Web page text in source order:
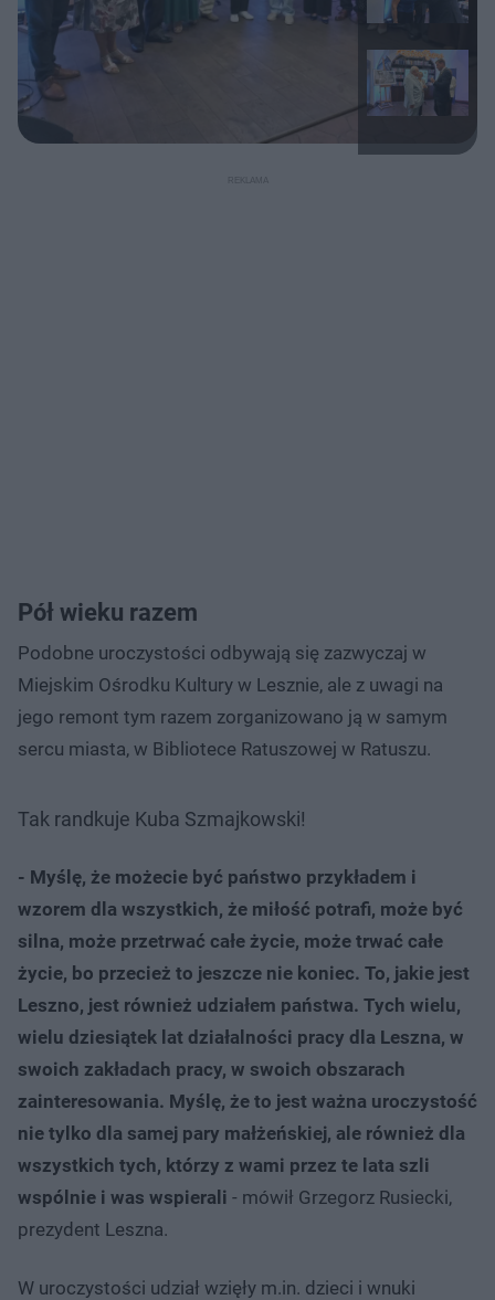
Pół wieku razem
Podobne uroczystości odbywają się zazwyczaj w
Miejskim Ośrodku Kultury w Lesznie, ale z uwagi na
jego remont tym razem zorganizowano ją w samym
sercu miasta, w Bibliotece Ratuszowej w Ratuszu.
Tak randkuje Kuba Szmajkowski!
- Myślę, że możecie być państwo przykładem i
wzorem dla wszystkich, że miłość potrafi, może być
silna, może przetrwać całe życie, może trwać całe
życie, bo przecież to jeszcze nie koniec. To, jakie jest
Leszno, jest również udziałem państwa. Tych wielu,
wielu dziesiątek lat działalności pracy dla Leszna, w
swoich zakładach pracy, w swoich obszarach
zainteresowania. Myślę, że to jest ważna uroczystość
nie tylko dla samej pary małżeńskiej, ale również dla
wszystkich tych, którzy z wami przez te lata szli
wspólnie i was wspierali - mówił Grzegorz Rusiecki,
prezydent Leszna.
W uroczystości udział wzięły m.in. dzieci i wnuki